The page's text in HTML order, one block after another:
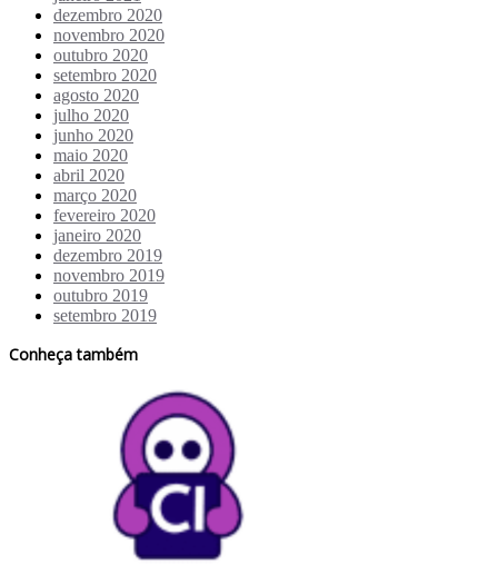
dezembro 2020
novembro 2020
outubro 2020
setembro 2020
agosto 2020
julho 2020
junho 2020
maio 2020
abril 2020
março 2020
fevereiro 2020
janeiro 2020
dezembro 2019
novembro 2019
outubro 2019
setembro 2019
Conheça também